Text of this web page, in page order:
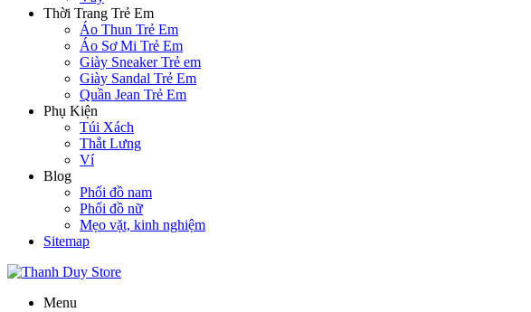
Thời Trang Trẻ Em
Áo Thun Trẻ Em
Áo Sơ Mi Trẻ Em
Giày Sneaker Trẻ em
Giày Sandal Trẻ Em
Quần Jean Trẻ Em
Phụ Kiện
Túi Xách
Thắt Lưng
Ví
Blog
Phối đồ nam
Phối đồ nữ
Mẹo vặt, kinh nghiệm
Sitemap
Menu